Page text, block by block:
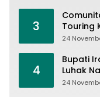
3
Touring
24
4
Bupati
Luhak
Offroad
24